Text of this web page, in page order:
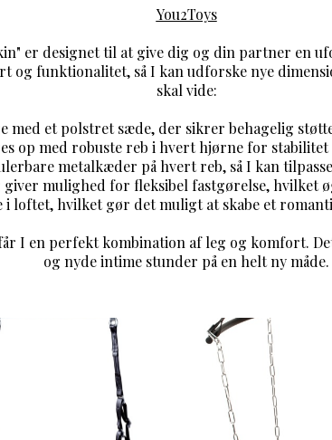
You2Toys
er designet til at give dig og din partner en
og funktionalitet, så I kan udforske nye
skal vide:
med et polstret sæde, der sikrer behagelig
op med robuste reb i hvert hjørne for stabilitet
metalkæder på hvert reb, så I kan
mulighed for fleksibel fastgørelse, hvilket
i loftet, hvilket gør det muligt at skabe et
I en perfekt kombination af leg og komfort.
og nyde intime stunder på en helt ny måde.